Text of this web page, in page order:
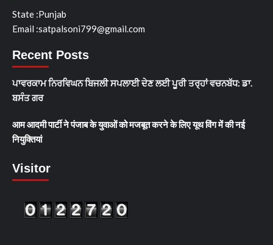
State :Punjab
Email :satpalsoni799@gmail.com
Recent Posts
ਪਾਵਰਕਾਮ ਨਿਰਵਿਘਨ ਬਿਜਲੀ ਸਪਲਾਈ ਦੇਣ ਲਈ ਪੂਰੀ ਤਰ੍ਹਾਂ ਵਚਨਬੱਧ: ਡਾ.
ਬਸੰਤ ਗਰ
आम आदमी पार्टी ने पंजाब के युवाओं को मजबूत करने के लिए यूथ विंग में की नई
नियुक्तियां
Visitor